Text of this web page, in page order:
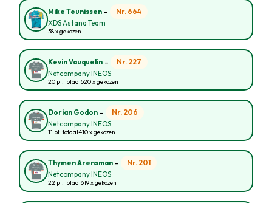
Mike Teunissen - Nr. 664
XDS Astana Team
38 x gekozen
Kevin Vauquelin - Nr. 227
Netcompany INEOS
20 pt. totaal520 x gekozen
Dorian Godon - Nr. 206
Netcompany INEOS
11 pt. totaal410 x gekozen
Thymen Arensman - Nr. 201
Netcompany INEOS
22 pt. totaal619 x gekozen